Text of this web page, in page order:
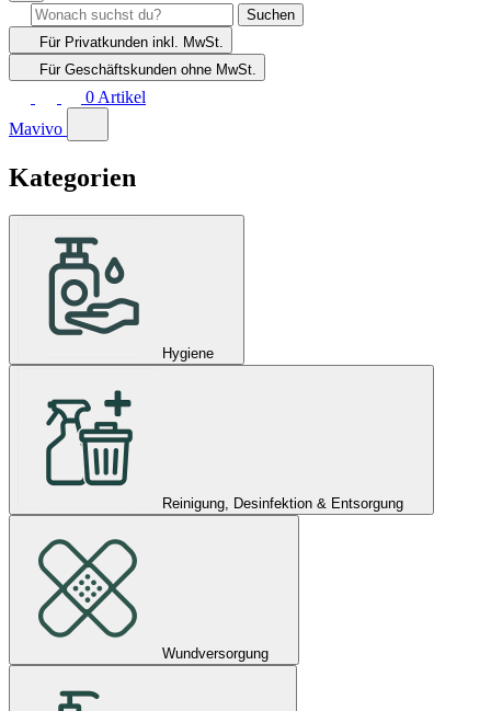
Suchen
Für Privatkunden inkl. MwSt.
Für Geschäftskunden ohne MwSt.
0 Artikel
Mavivo
Kategorien
Hygiene
Reinigung, Desinfektion & Entsorgung
Wundversorgung